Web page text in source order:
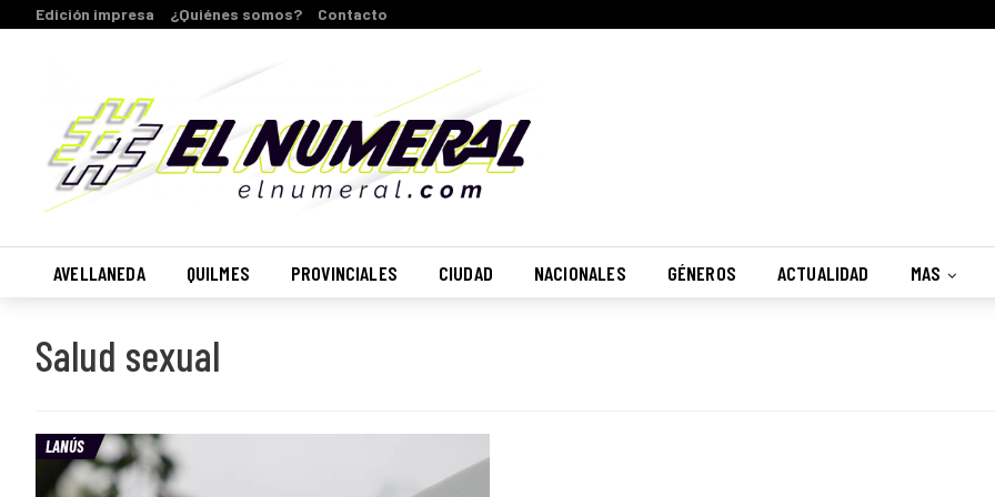
Edición impresa ¿Quiénes somos? Contacto
AVELLANEDA QUILMES PROVINCIALES CIUDAD NACIONALES GÉNEROS ACTUALIDAD MAS
Salud sexual
LANÚS